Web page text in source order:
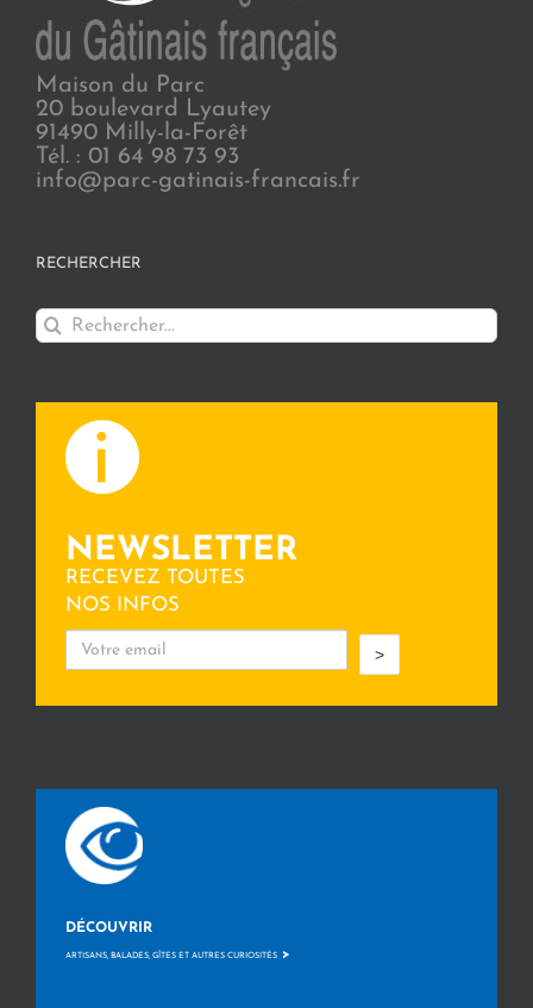
Maison du Parc
20 boulevard Lyautey
91490 Milly-la-Forêt
Tél. : 01 64 98 73 93
info@parc-gatinais-francais.fr
RECHERCHER
Rechercher:
NEWSLETTER
RECEVEZ TOUTES
NOS INFOS
>
DÉCOUVRIR
ARTISANS, BALADES, GÎTES ET AUTRES CURIOSITÉS >